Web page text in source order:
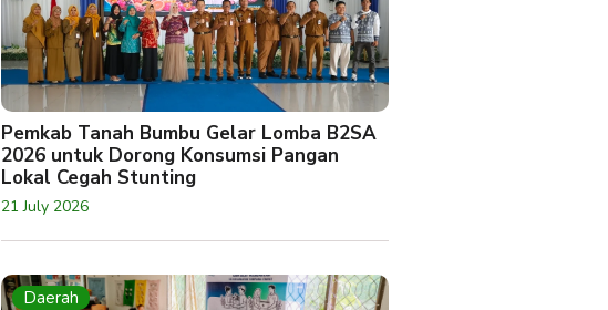
Pemkab Tanah Bumbu Gelar Lomba B2SA
2026 untuk Dorong Konsumsi Pangan
Lokal Cegah Stunting
21 July 2026
Daerah